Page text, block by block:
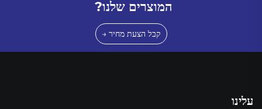
המוצרים שלנו?
קבל הצעת מחיר →
עלינו